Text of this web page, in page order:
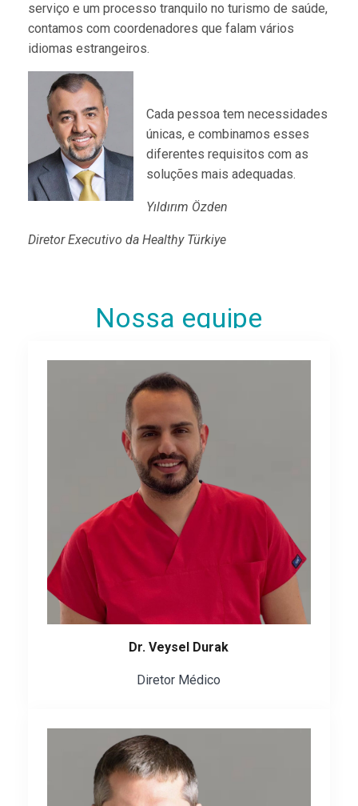
serviço e um processo tranquilo no turismo de saúde,
contamos com coordenadores que falam vários
idiomas estrangeiros.
Cada pessoa tem necessidades
únicas, e combinamos esses
diferentes requisitos com as
soluções mais adequadas.
Yıldırım Özden
Diretor Executivo da Healthy Türkiye
Nossa equipe
Dr. Veysel Durak
Diretor Médico